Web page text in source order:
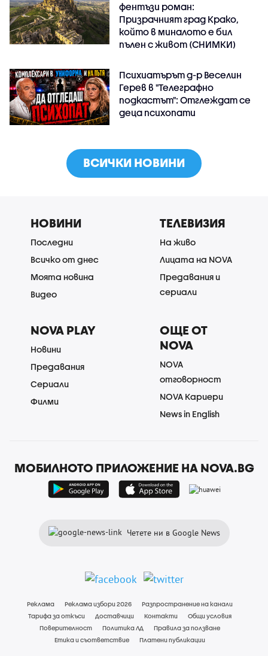
фентъзи роман:
Призрачният град Крако,
който в миналото е бил
пълен с живот (СНИМКИ)
Психиатърът д-р Веселин
Герев в "Телеграфно
подкастът": Отглеждат се
деца психопати
ВСИЧКИ НОВИНИ
НОВИНИ
Последни
Всичко от днес
Моята новина
Видео
ТЕЛЕВИЗИЯ
На живо
Лицата на NOVA
Предавания и
сериали
NOVA PLAY
Новини
Предавания
Сериали
Филми
ОЩЕ ОТ
NOVA
NOVA
отговорност
NOVA Кариери
News in English
МОБИЛНОТО ПРИЛОЖЕНИЕ НА NOVA.BG
Четете ни в Google News
Реклама Реклама избори 2026
Разпространение на канали
Тарифа за откъси
Доставчици Контакти
Общи условия
Поверителност
Политика ЛД
Правила за ползване
Етика и съответствие
Платени публикации